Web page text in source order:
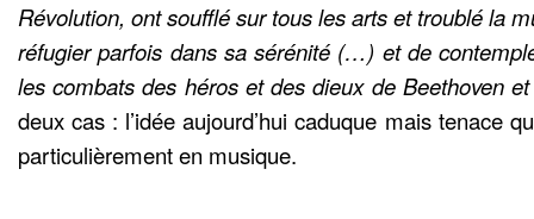
Révolution, ont soufflé sur tous les arts et troublé la
réfugier parfois dans sa sérénité (…) et de
les combats des héros et des dieux de Beethoven
deux cas : l’idée aujourd’hui caduque mais tenace
particulièrement en musique.